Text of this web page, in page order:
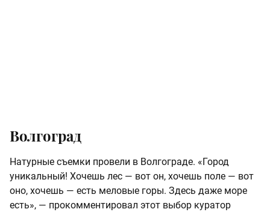
Волгоград
Натурные съемки провели в Волгограде. «Город
уникальный! Хочешь лес — вот он, хочешь поле — вот
оно, хочешь — есть меловые горы. Здесь даже море
есть», — прокомментировал этот выбор куратор